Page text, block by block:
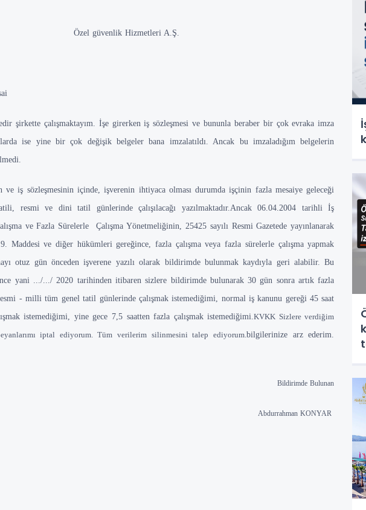
Özel güvenlik Hizmetleri A.Ş.
çalışmaktayım. İşe girerken iş sözleşmesi ve bununla beraber bir çok evraka imza
ise yine bir çok değişik belgeler bana imzalatıldı. Ancak bu imzaladığım belgelerin
içinde, işverenin ihtiyaca olması durumda işçinin fazla mesaiye geleceği
resmi ve dini tatil günlerinde çalışılacağı yazılmaktadır.Ancak 06.04.2004 tarihli İş
ve Fazla Sürelerle Çalışma Yönetmeliğinin, 25425 sayılı Resmi Gazetede yayınlanarak
ve diğer hükümleri gereğince, fazla çalışma veya fazla sürelerle çalışma yapmak
otuz gün önceden işverene yazılı olarak bildirimde bulunmak kaydıyla geri alabilir. Bu
yani .../.../ 2020 tarihinden itibaren sizlere bildirimde bulunarak 30 gün sonra artık fazla
- milli tüm genel tatil günlerinde çalışmak istemediğimi, normal iş kanunu gereği 45 saat
istemediğimi, yine gece 7,5 saatten fazla çalışmak istemediğimi.KVKK Sizlere verdiğim
iptal ediyorum. Tüm verilerim silinmesini talep ediyorum.bilgilerinize arz ederim.
Bildirimde Bulunan
Abdurrahman KONYAR